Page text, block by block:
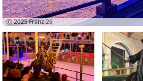
Ⓒ 2025Franzi26